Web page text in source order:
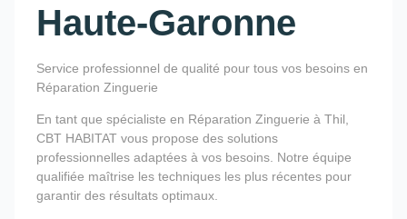
Haute-Garonne
Service professionnel de qualité pour tous vos besoins en
Réparation Zinguerie
En tant que spécialiste en Réparation Zinguerie à Thil,
CBT HABITAT vous propose des solutions
professionnelles adaptées à vos besoins. Notre équipe
qualifiée maîtrise les techniques les plus récentes pour
garantir des résultats optimaux.